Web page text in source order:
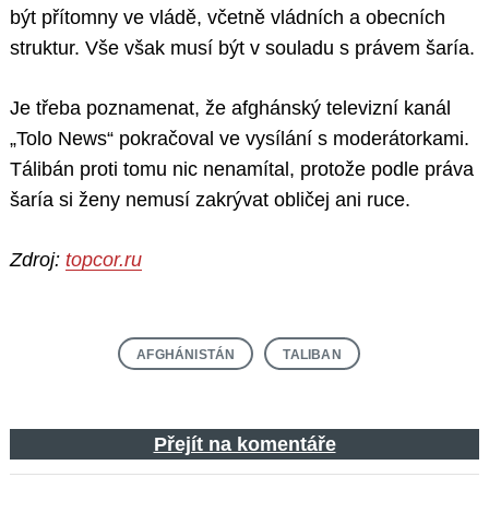
být přítomny ve vládě, včetně vládních a obecních
struktur. Vše však musí být v souladu s právem šaría.
Je třeba poznamenat, že afghánský televizní kanál
„Tolo News“ pokračoval ve vysílání s moderátorkami.
Tálibán proti tomu nic nenamítal, protože podle práva
šaría si ženy nemusí zakrývat obličej ani ruce.
Zdroj: topcor.ru
AFGHÁNISTÁN TALIBAN
Přejít na komentáře